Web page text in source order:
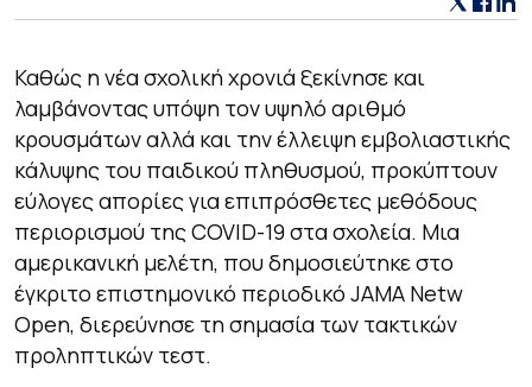
Καθώς η νέα σχολική χρονιά ξεκίνησε και
λαμβάνοντας υπόψη τον υψηλό αριθμό
κρουσμάτων αλλά και την έλλειψη εμβολιαστικής
κάλυψης του παιδικού πληθυσμού, προκύπτουν
εύλογες απορίες για επιπρόσθετες μεθόδους
περιορισμού της COVID-19 στα σχολεία. Μια
αμερικανική μελέτη, που δημοσιεύτηκε στο
έγκριτο επιστημονικό περιοδικό JAMA Netw
Open, διερεύνησε τη σημασία των τακτικών
προληπτικών τεστ.